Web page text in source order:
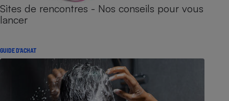
Sites de rencontres - Nos conseils pour vous
lancer
GUIDE D'ACHAT